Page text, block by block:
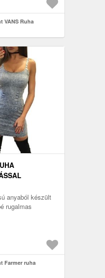
VANS Ruha
anyaból készült
rugalmas
Farmer ruha